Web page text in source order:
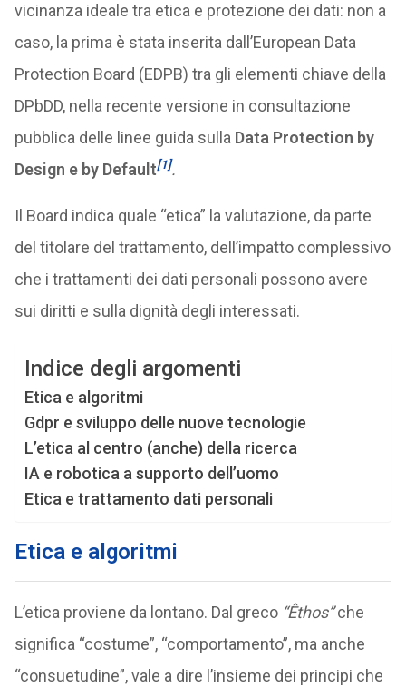
vicinanza ideale tra etica e protezione dei dati: non a
caso, la prima è stata inserita dall’European Data
Protection Board (EDPB) tra gli elementi chiave della
DPbDD, nella recente versione in consultazione
pubblica delle linee guida sulla Data Protection by
Design e by Default[1].
Il Board indica quale “etica” la valutazione, da parte
del titolare del trattamento, dell’impatto complessivo
che i trattamenti dei dati personali possono avere
sui diritti e sulla dignità degli interessati.
Indice degli argomenti
Etica e algoritmi
Gdpr e sviluppo delle nuove tecnologie
L’etica al centro (anche) della ricerca
IA e robotica a supporto dell’uomo
Etica e trattamento dati personali
Etica e algoritmi
L’etica proviene da lontano. Dal greco “Êthos”che
significa “costume”, “comportamento”, ma anche
“consuetudine”, vale a dire l’insieme dei principi che